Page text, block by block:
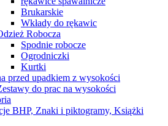
Brukarskie
Wkłady do rękawic
Robocza
Spodnie robocze
Ogrodniczki
Kurtki
przed upadkiem z wysokości
do prac na wysokości
BHP, Znaki i piktogramy, Książki